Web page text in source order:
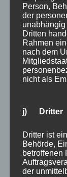
November
Juli 2025
Februar 2025
Februar 2024
Januar 2024
Oktober
Person,
der
Dritten
Rahmen
nach dem
nicht als
j) Dritter
Dritter ist
Behörde,
betroffenen
der